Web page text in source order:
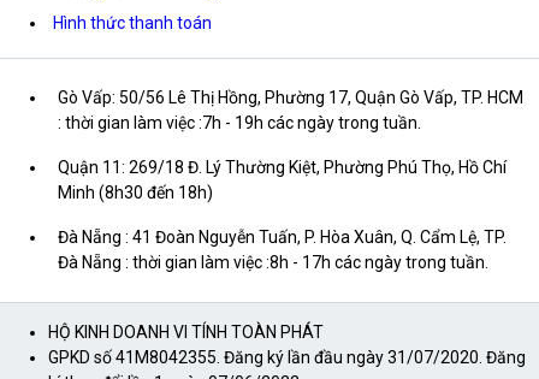
Hình thức thanh toán
Gò Vấp: 50/56 Lê Thị Hồng, Phường 17, Quận Gò Vấp, TP. HCM
: thời gian làm việc :7h - 19h các ngày trong tuần.
Quận 11: 269/18 Đ. Lý Thường Kiệt, Phường Phú Thọ, Hồ Chí
Minh (8h30 đến 18h)
Đà Nẵng : 41 Đoàn Nguyễn Tuấn, P. Hòa Xuân, Q. Cẩm Lệ, TP.
Đà Nẵng : thời gian làm việc :8h - 17h các ngày trong tuần.
HỘ KINH DOANH VI TÍNH TOÀN PHÁT
GPKD số 41M8042355. Đăng ký lần đầu ngày 31/07/2020. Đăng